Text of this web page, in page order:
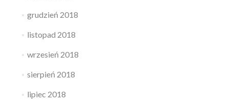
grudzień 2018
listopad 2018
wrzesień 2018
sierpień 2018
lipiec 2018